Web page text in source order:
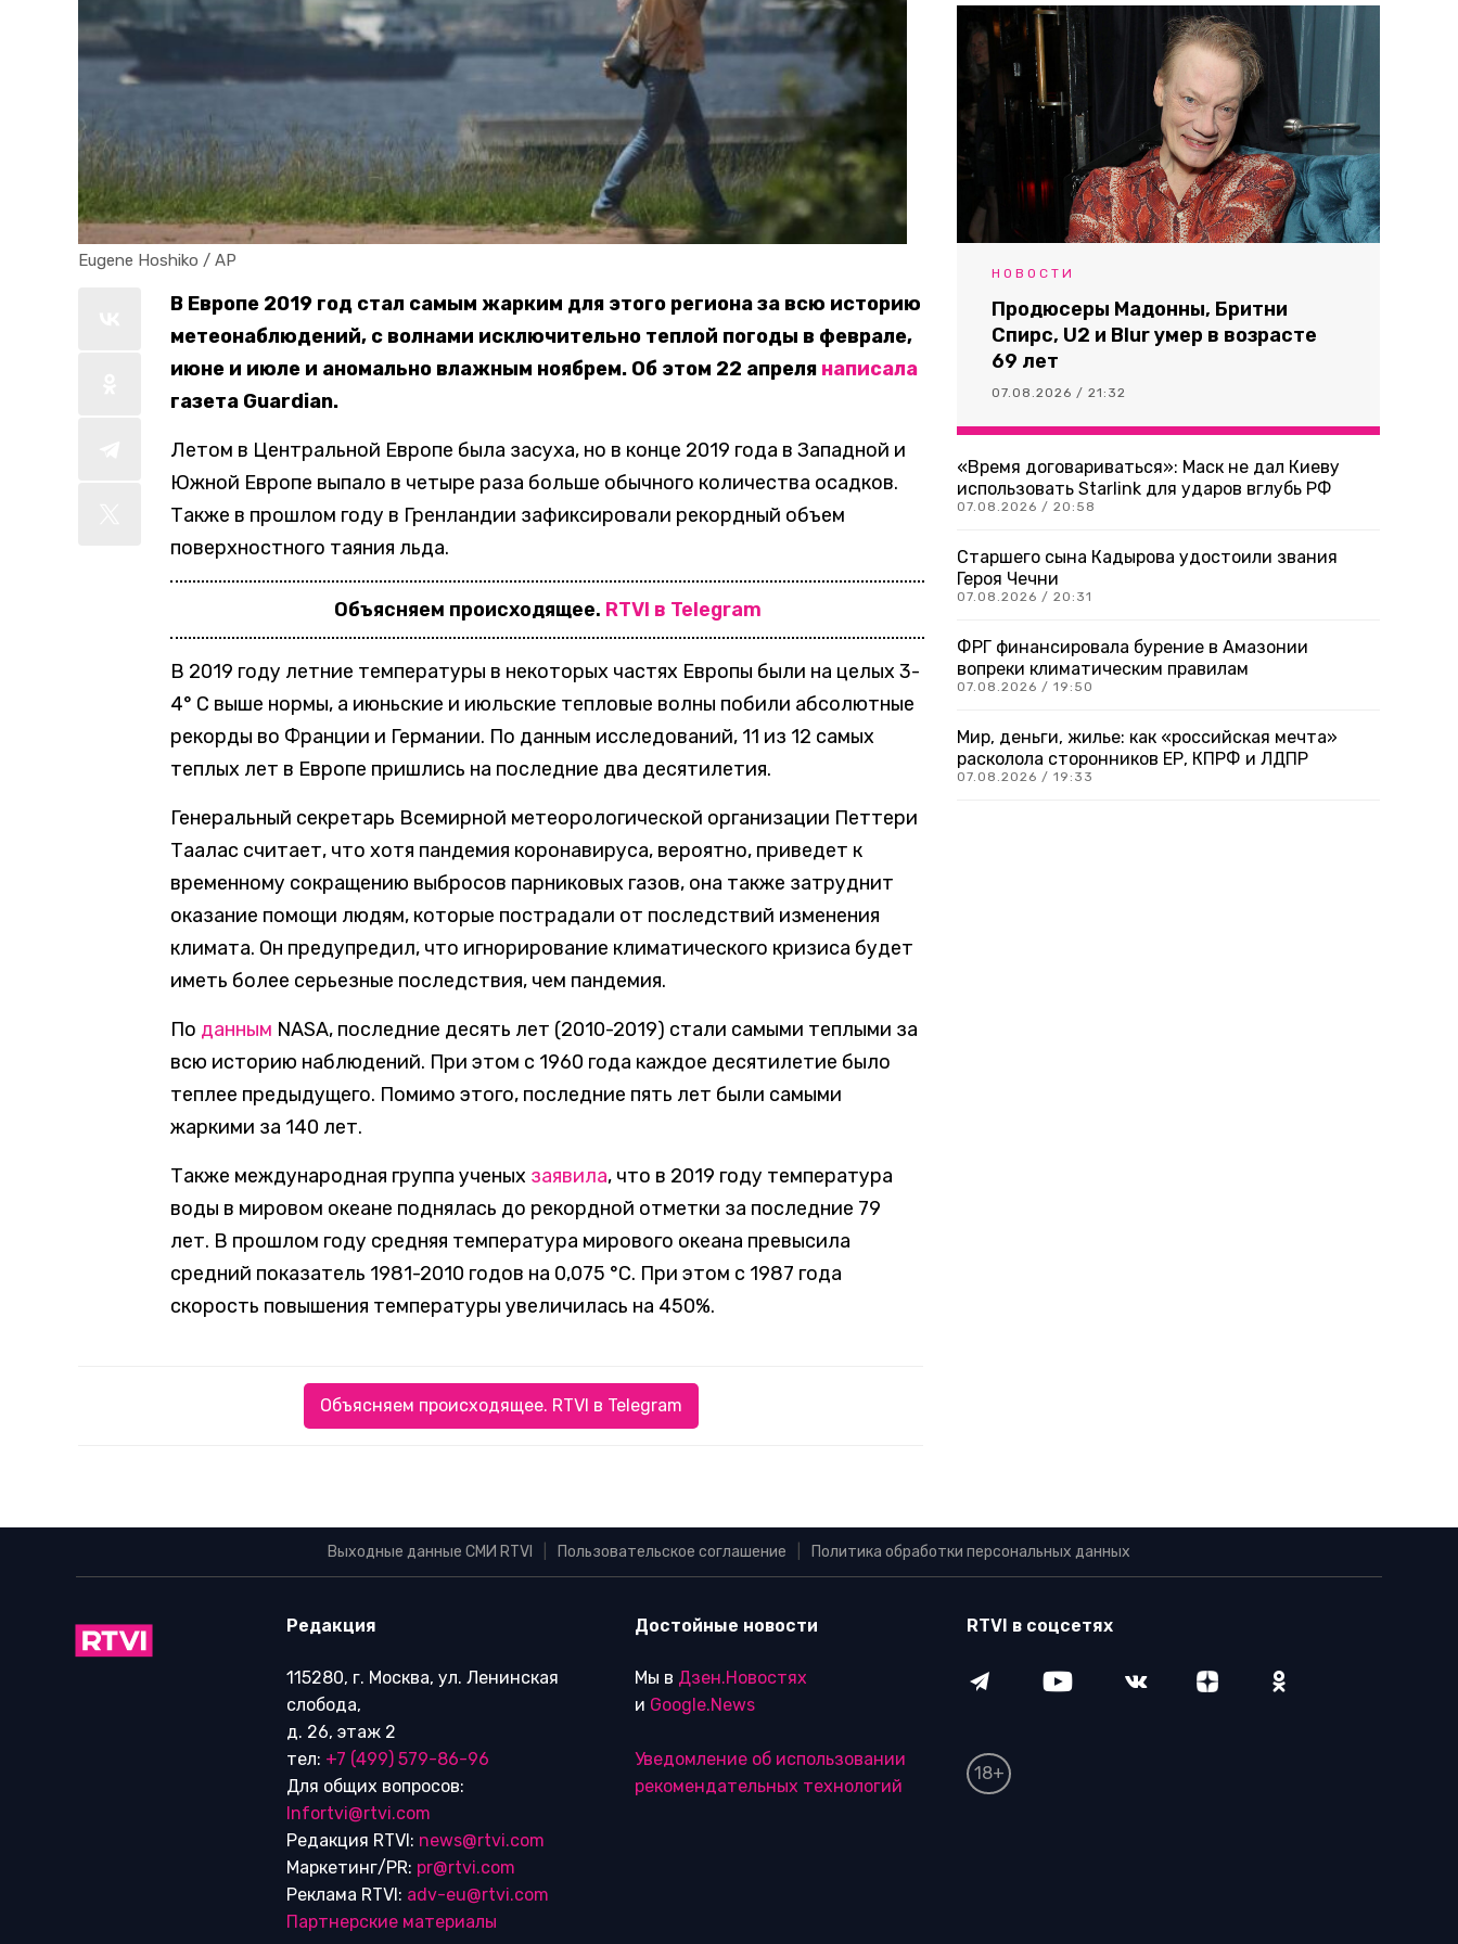
Eugene Hoshiko / AP
В Европе 2019 год стал самым жарким для этого региона за всю историю
метеонаблюдений, с волнами исключительно теплой погоды в феврале,
июне и июле и аномально влажным ноябрем. Об этом 22 апреля написала
газета Guardian.
Летом в Центральной Европе была засуха, но в конце 2019 года в Западной и
Южной Европе выпало в четыре раза больше обычного количества осадков.
Также в прошлом году в Гренландии зафиксировали рекордный объем
поверхностного таяния льда.
Объясняем происходящее. RTVI в Telegram
В 2019 году летние температуры в некоторых частях Европы были на целых 3-
4° C выше нормы, а июньские и июльские тепловые волны побили абсолютные
рекорды во Франции и Германии. По данным исследований, 11 из 12 самых
теплых лет в Европе пришлись на последние два десятилетия.
Генеральный секретарь Всемирной метеорологической организации Петтери
Таалас считает, что хотя пандемия коронавируса, вероятно, приведет к
временному сокращению выбросов парниковых газов, она также затруднит
оказание помощи людям, которые пострадали от последствий изменения
климата. Он предупредил, что игнорирование климатического кризиса будет
иметь более серьезные последствия, чем пандемия.
По данным NASA, последние десять лет (2010-2019) стали самыми теплыми за
всю историю наблюдений. При этом с 1960 года каждое десятилетие было
теплее предыдущего. Помимо этого, последние пять лет были самыми
жаркими за 140 лет.
Также международная группа ученых заявила, что в 2019 году температура
воды в мировом океане поднялась до рекордной отметки за последние 79
лет. В прошлом году средняя температура мирового океана превысила
средний показатель 1981-2010 годов на 0,075 °C. При этом с 1987 года
скорость повышения температуры увеличилась на 450%.
Объясняем происходящее. RTVI в Telegram
НОВОСТИ
Продюсеры Мадонны, Бритни
Спирс, U2 и Blur умер в возрасте
69 лет
07.08.2026 / 21:32
«Время договариваться»: Маск не дал Киеву
использовать Starlink для ударов вглубь РФ
07.08.2026 / 20:58
Старшего сына Кадырова удостоили звания
Героя Чечни
07.08.2026 / 20:31
ФРГ финансировала бурение в Амазонии
вопреки климатическим правилам
07.08.2026 / 19:50
Мир, деньги, жилье: как «российская мечта»
расколола сторонников ЕР, КПРФ и ЛДПР
07.08.2026 / 19:33
Выходные данные СМИ RTVI Пользовательское соглашение Политика обработки персональных данных
Редакция
115280, г. Москва, ул. Ленинская
слобода,
д. 26, этаж 2
тел: +7 (499) 579-86-96
Для общих вопросов:
Infortvi@rtvi.com
Редакция RTVI: news@rtvi.com
Маркетинг/PR: pr@rtvi.com
Реклама RTVI: adv-eu@rtvi.com
Партнерские материалы
Достойные новости
Мы в Дзен.Новостях
и Google.News
Уведомление об использовании
рекомендательных технологий
RTVI в соцсетях
18+